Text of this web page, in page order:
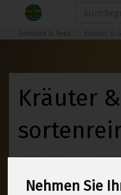
Nehmen Sie
Gewürze & Tees
Kräuter